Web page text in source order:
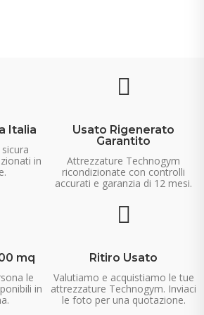
Italia
in
Usato Rigenerato
Garantito
Attrezzature Technogym
ricondizionate con controlli
accurati e garanzia di 12 mesi.
mq
le
in
Ritiro Usato
Valutiamo e acquistiamo le tue
attrezzature Technogym. Inviaci
le foto per una quotazione.